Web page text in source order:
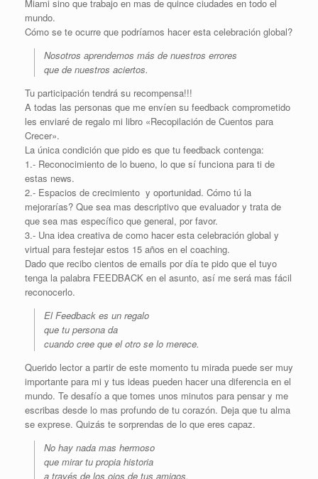
Miami sino que trabajo en mas de quince ciudades en todo el
mundo.
Cómo se te ocurre que podríamos hacer esta celebración global?
Nosotros aprendemos más de nuestros errores
que de nuestros aciertos.
Tu participación tendrá su recompensa!!!
A todas las personas que me envíen su feedback comprometido
les enviaré de regalo mi libro «Recopilación de Cuentos para
Crecer».
La única condición que pido es que tu feedback contenga:
1.- Reconocimiento de lo bueno, lo que sí funciona para ti de
estas news.
2.- Espacios de crecimiento y oportunidad. Cómo tú la
mejorarías? Que sea mas descriptivo que evaluador y trata de
que sea mas específico que general, por favor.
3.- Una idea creativa de como hacer esta celebración global y
virtual para festejar estos 15 años en el coaching.
Dado que recibo cientos de emails por día te pido que el tuyo
tenga la palabra FEEDBACK en el asunto, así me será mas fácil
reconocerlo.
El Feedback es un regalo
que tu persona da
cuando cree que el otro se lo merece.
Querido lector a partir de este momento tu mirada puede ser muy
importante para mi y tus ideas pueden hacer una diferencia en el
mundo. Te desafío a que tomes unos minutos para pensar y me
escribas desde lo mas profundo de tu corazón. Deja que tu alma
se exprese. Quizás te sorprendas de lo que eres capaz.
No hay nada mas hermoso
que mirar tu propia historia
a través de los ojos de tus amigos.